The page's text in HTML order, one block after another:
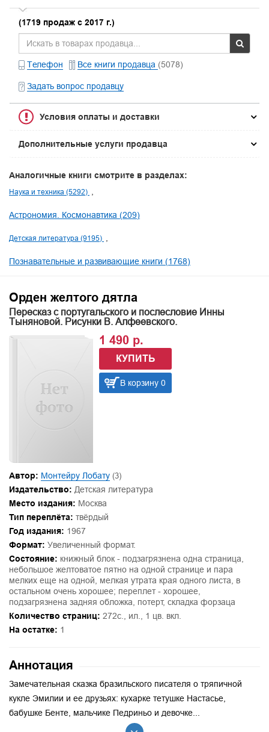
(1719 продаж с 2017 г.)
Телефон Все книги продавца (5078)
Задать вопрос продавцу
Условия оплаты и доставки
Дополнительные услуги продавца
Аналогичные книги смотрите в разделах:
Наука и техника (5292)
Астрономия. Космонавтика (209)
Детская литература (9195)
Познавательные и развивающие книги (1768)
Орден желтого дятла
Пересказ с португальского и послесловие Инны
Тыняновой. Рисунки В. Алфеевского.
1 490 р.
КУПИТЬ
В корзину 0
Автор: Монтейру Лобату (3)
Издательство: Детская литература
Место издания: Москва
Тип переплёта: твёрдый
Год издания: 1967
Формат: Увеличенный формат.
Состояние: книжный блок - подзагрязнена одна страница,
небольшое желтоватое пятно на одной странице и пара
мелких еще на одной, мелкая утрата края одного листа, в
остальном очень хорошее; переплет - хорошее,
подзагрязнена задняя обложка, потерт, складка форзаца
Количество страниц: 272с., ил., 1 цв. вкл.
На остатке: 1
Аннотация
Замечательная сказка бразильского писателя о тряпичной
кукле Эмилии и ее друзьях: кухарке тетушке Настасье,
бабушке Бенте, мальчике Педриньо и девочке...